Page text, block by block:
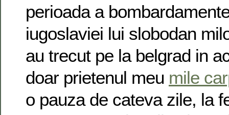
perioada a
iugoslaviei lui slobodan
au trecut pe la belgrad in
doar prietenul meu mile
o pauza de cateva zile, la